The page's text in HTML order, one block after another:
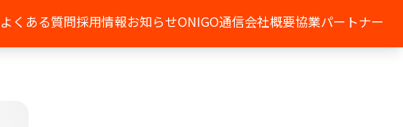
よくある質問採用情報お知らせONIGO通信会社概要協業パートナー